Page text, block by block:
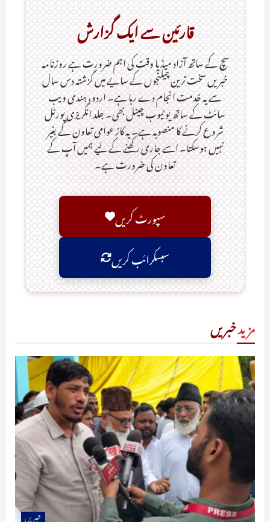
قارئین سے ایک گزارش
سچ کے ساتھ آزاد میڈیا وقت کی اہم ضرورت ہےـ روزنامہ
خبریں سخت ترین چیلنجوں کے سایے میں گزشتہ دس سال
سے یہ خدمت انجام دے رہا ہے۔ اردو، ہندی ویب
سائٹ کے ساتھ یو ٹیوب چینل بھی۔ جلد انگریزی پورٹل
شروع کرنے کا منصوبہ ہے۔ یہ کاز عوامی تعاون کے بغیر
نہیں ہوسکتا۔ اسے جاری رکھنے کے لیے ہمیں آپ کے
تعاون کی ضرورت ہے۔
سپورٹ کریں
سبسکرائب کریں
مزیدخبریں
خبریں